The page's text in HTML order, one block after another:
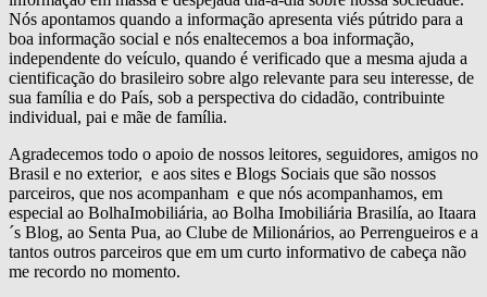
Nós apontamos quando a informação apresenta viés pútrido para a
boa informação social e nós enaltecemos a boa informação,
independente do veículo, quando é verificado que a mesma ajuda a
cientificação do brasileiro sobre algo relevante para seu interesse, de
sua família e do País, sob a perspectiva do cidadão, contribuinte
individual, pai e mãe de família.
Agradecemos todo o apoio de nossos leitores, seguidores, amigos no
Brasil e no exterior, e aos sites e Blogs Sociais que são nossos
parceiros, que nos acompanham e que nós acompanhamos, em
especial ao BolhaImobiliária, ao Bolha Imobiliária Brasilía, ao Itaara
´s Blog, ao Senta Pua, ao Clube de Milionários, ao Perrengueiros e a
tantos outros parceiros que em um curto informativo de cabeça não
me recordo no momento.